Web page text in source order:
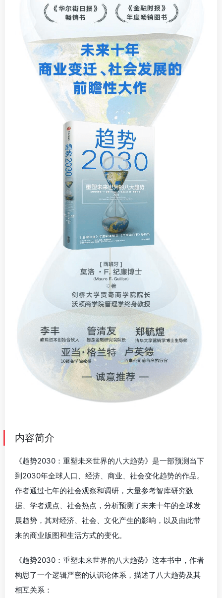
内容简介
《趋势2030：重塑未来世界的八大趋势》是一部预测当下
到2030年全球人口、经济、商业、社会变化趋势的作品。
作者通过七年的社会观察和调研，大量参考智库研究数
据、学者观点、社会热点，分析预测了未来十年的全球发
展趋势，其对经济、社会、文化产生的影响，以及由此带
来的商业版图和生活方式的变化。
《趋势2030：重塑未来世界的八大趋势》这本书中，作者
构思了一个逻辑严密的认识论体系，描述了八大趋势及其
相互关系：